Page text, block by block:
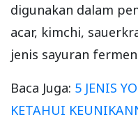
digunakan dalam
acar, kimchi,
jenis sayuran
Baca Juga: 5 JENIS
KETAHUI